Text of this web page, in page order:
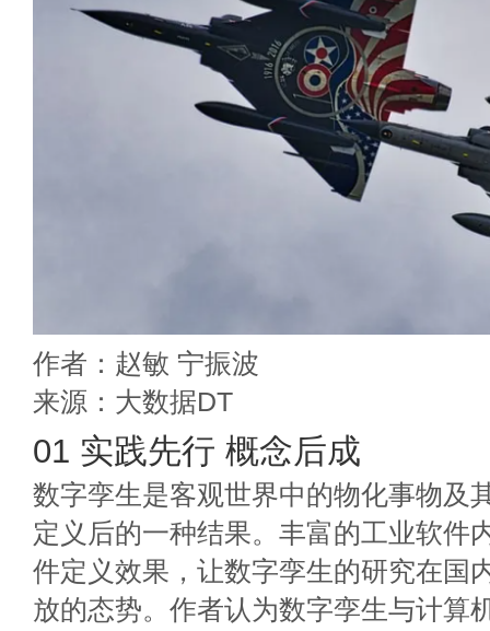
作者：赵敏 宁振波
来源：大数据DT
01 实践先行 概念后成
数字孪生是客观世界中的物化事物及
定义后的一种结果。丰富的工业软件
件定义效果，让数字孪生的研究在国
放的态势。作者认为数字孪生与计算